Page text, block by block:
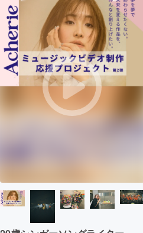
アート・写真
テクノロジー・ガジェ
映像・映画
ビジネス・起業
CAMPFIREふるさと納税